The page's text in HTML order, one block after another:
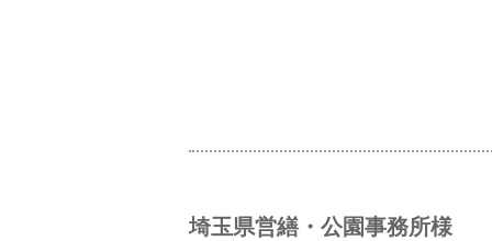
埼玉県営繕・公園事務所様